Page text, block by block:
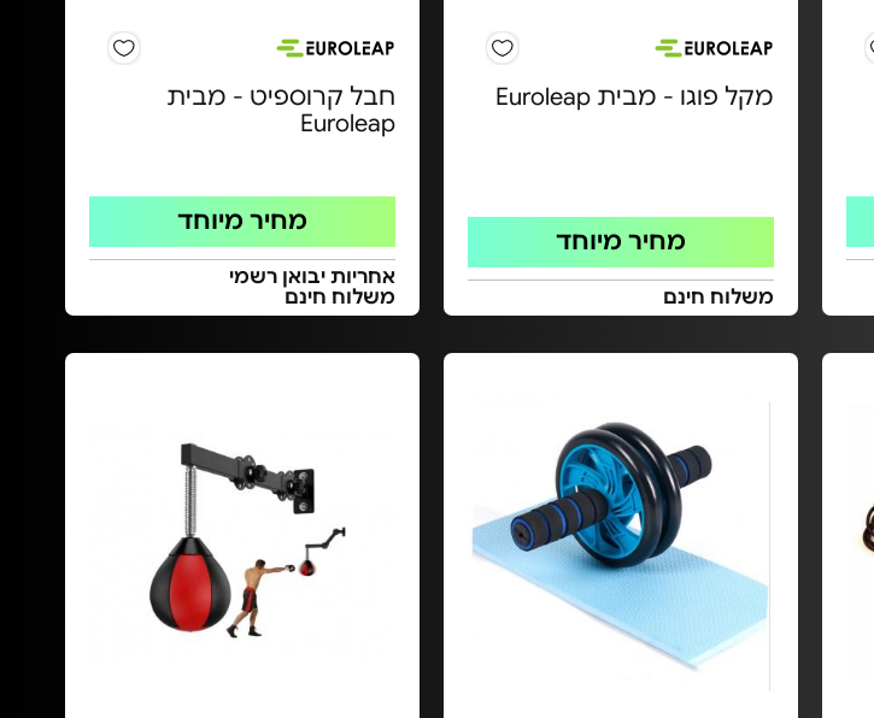
מקל פוגו - מבית Euroleap
מחיר מיוחד
משלוח חינם
חבל קרוספיט - מבית
Euroleap
מחיר מיוחד
אחריות יבואן רשמי
משלוח חינם